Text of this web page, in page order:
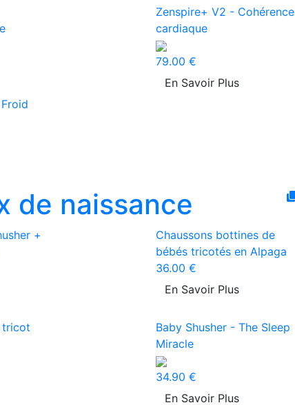
Zenspire+ V2 - Cohérence
cardiaque
79.00 €
En Savoir Plus
de naissance
+
Chaussons bottines de
bébés tricotés en Alpaga
36.00 €
En Savoir Plus
tricot
Baby Shusher - The Sleep
Miracle
34.90 €
En Savoir Plus